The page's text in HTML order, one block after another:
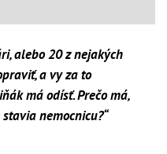
alebo 20 z nejakých
a vy za to
má odísť. Prečo má,
nemocnicu?“